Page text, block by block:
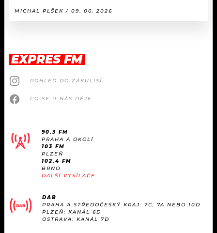
MICHAL PLŠEK / 09. 06. 2026
EXPRES FM
POHLED DO ZÁKULISÍ
CO SE U NÁS DĚJE
90.3 FM
PRAHA A OKOLÍ
103 FM
PLZEŇ
102.4 FM
BRNO
DALŠÍ VYSÍLAČE
DAB
PRAHA A STŘEDOČESKÝ KRAJ: 7C, 7A NEBO 10D
PLZEŇ: KANÁL 6D
OSTRAVA: KANÁL 7D